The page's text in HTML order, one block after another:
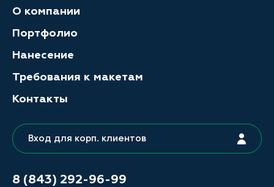
О компании
Портфолио
Нанесение
Требования к макетам
Контакты
Вход для корп. клиентов
8 (843) 292-96-99